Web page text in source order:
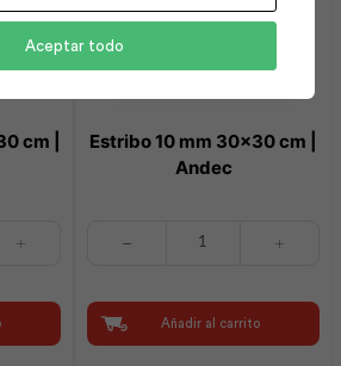
cm |
Estribo 10 mm 30×30 cm |
Andec
30x30
cm
|
Añadir al carrito
Aceptar todo